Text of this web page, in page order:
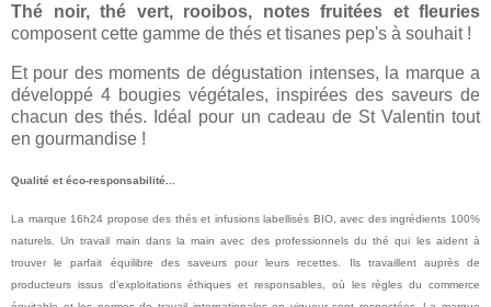
Thé noir, thé vert, rooibos, notes fruitées et fleuries
composent cette gamme de thés et tisanes pep's à souhait !
Et pour des moments de dégustation intenses, la marque a
développé 4 bougies végétales, inspirées des saveurs de
chacun des thés. Idéal pour un cadeau de St Valentin tout
en gourmandise !
Qualité et éco-responsabilité...
La marque 16h24 propose des thés et infusions labellisés BIO, avec des ingrédients 100%
naturels. Un travail main dans la main avec des professionnels du thé qui les aident à
trouver le parfait équilibre des saveurs pour leurs recettes. Ils travaillent auprès de
producteurs issus d’exploitations éthiques et responsables, où les règles du commerce